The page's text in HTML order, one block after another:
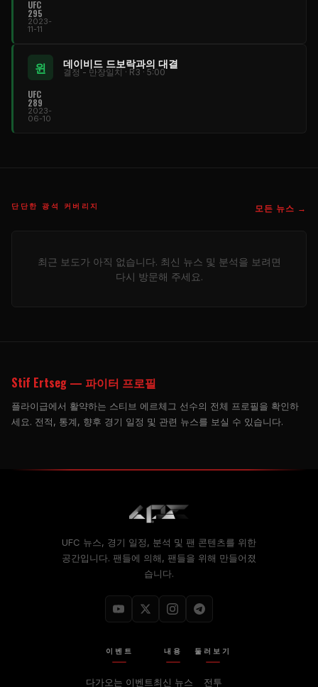
UFC
295
2023-
11-11
윈 데이비드 드보락과의 대결
결정 - 만장일치 · R3 · 5:00
UFC
289
2023-
06-10
단단한 광석 커버리지 모든 뉴스 →
최근 보도가 아직 없습니다. 최신 뉴스 및 분석을 보려면
다시 방문해 주세요.
Stif Ertseg — 파이터 프로필
플라이급에서 활약하는 스티브 에르체그 선수의 전체 프로필을 확인하
세요. 전적, 통계, 향후 경기 일정 및 관련 뉴스를 보실 수 있습니다.
UFC 뉴스, 경기 일정, 분석 및 팬 콘텐츠를 위한
공간입니다. 팬들에 의해, 팬들을 위해 만들어졌
습니다.
이벤트
다가오는 이벤트
내용
최신 뉴스
둘러보기
전투